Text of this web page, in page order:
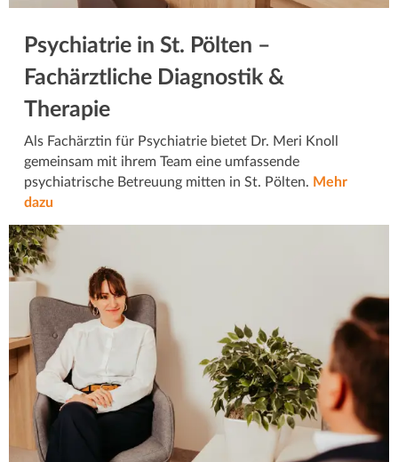
Psychiatrie in St. Pölten –
Fachärztliche Diagnostik &
Therapie
Als Fachärztin für Psychiatrie bietet Dr. Meri Knoll
gemeinsam mit ihrem Team eine umfassende
psychiatrische Betreuung mitten in St. Pölten. Mehr
dazu